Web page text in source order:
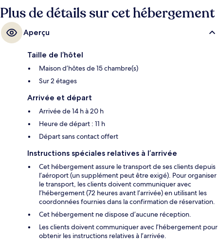
Plus de détails sur cet hébergement
Aperçu
Taille de l’hôtel
Maison d’hôtes de 15 chambre(s)
Sur 2 étages
Arrivée et départ
Arrivée de 14 h à 20 h
Heure de départ : 11 h
Départ sans contact offert
Instructions spéciales relatives à l’arrivée
Cet hébergement assure le transport de ses clients depuis
l’aéroport (un supplément peut être exigé). Pour organiser
le transport, les clients doivent communiquer avec
l’hébergement (72 heures avant l’arrivée) en utilisant les
coordonnées fournies dans la confirmation de réservation.
Cet hébergement ne dispose d’aucune réception.
Les clients doivent communiquer avec l’hébergement pour
obtenir les instructions relatives à l’arrivée.